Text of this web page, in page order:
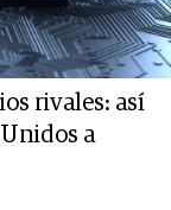
rivales: así
a